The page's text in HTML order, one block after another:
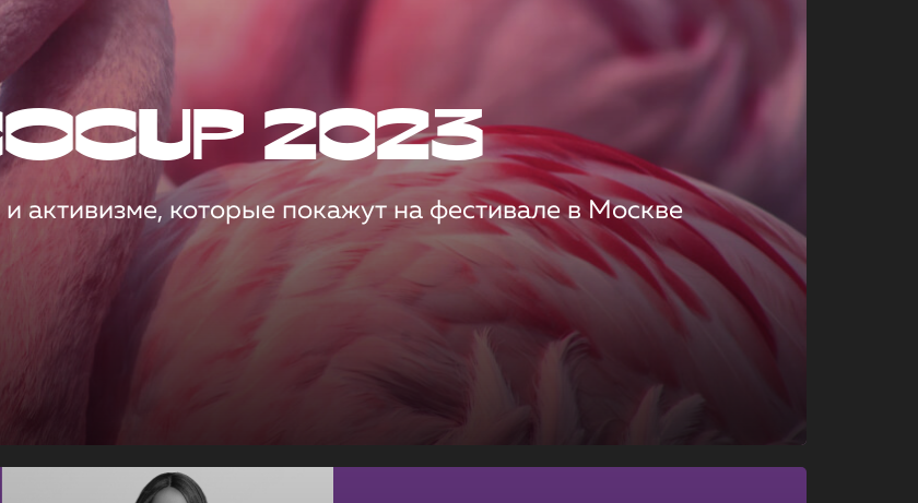
2023
активизме, которые покажут на фестивале в Москве